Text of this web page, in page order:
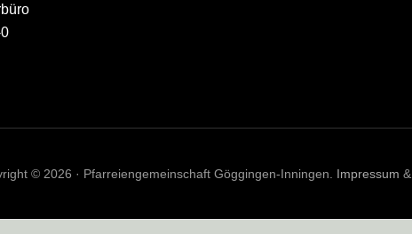
© 2026 · Pfarreiengemeinschaft Göggingen-Inningen. Impressum &